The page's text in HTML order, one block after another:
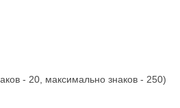
- 20, максимально знаков - 250)